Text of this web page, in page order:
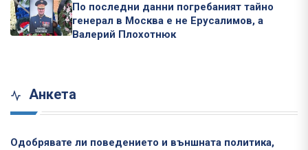
По последни данни погребаният тайно
генерал в Москва е не Ерусалимов, а
Валерий Плохотнюк
Анкета
Одобрявате ли поведението и външната политика,